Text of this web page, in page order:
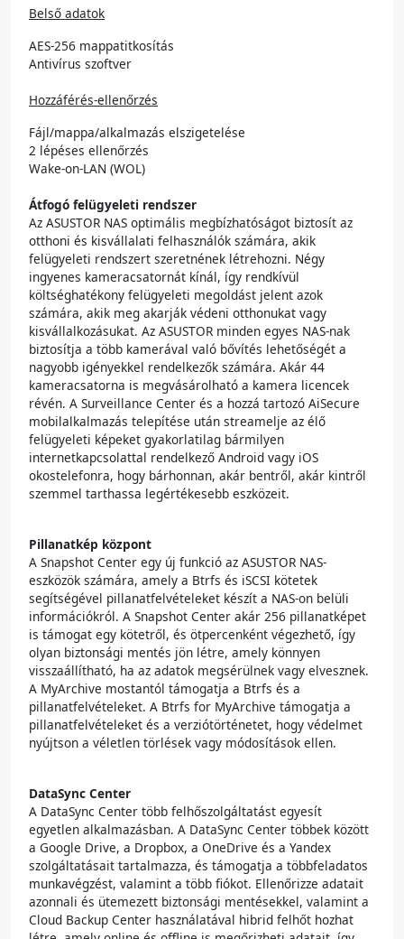
Belső adatok
AES-256 mappatitkosítás
Antivírus szoftver
Hozzáférés-ellenőrzés
Fájl/mappa/alkalmazás elszigetelése
2 lépéses ellenőrzés
Wake-on-LAN (WOL)
Átfogó felügyeleti rendszer
Az ASUSTOR NAS optimális megbízhatóságot biztosít az
otthoni és kisvállalati felhasználók számára, akik
felügyeleti rendszert szeretnének létrehozni. Négy
ingyenes kameracsatornát kínál, így rendkívül
költséghatékony felügyeleti megoldást jelent azok
számára, akik meg akarják védeni otthonukat vagy
kisvállalkozásukat. Az ASUSTOR minden egyes NAS-nak
biztosítja a több kamerával való bővítés lehetőségét a
nagyobb igényekkel rendelkezők számára. Akár 44
kameracsatorna is megvásárolható a kamera licencek
révén. A Surveillance Center és a hozzá tartozó AiSecure
mobilalkalmazás telepítése után streamelje az élő
felügyeleti képeket gyakorlatilag bármilyen
internetkapcsolattal rendelkező Android vagy iOS
okostelefonra, hogy bárhonnan, akár bentről, akár kintről
szemmel tarthassa legértékesebb eszközeit.
Pillanatkép központ
A Snapshot Center egy új funkció az ASUSTOR NAS-
eszközök számára, amely a Btrfs és iSCSI kötetek
segítségével pillanatfelvételeket készít a NAS-on belüli
információkról. A Snapshot Center akár 256 pillanatképet
is támogat egy kötetről, és ötpercenként végezhető, így
olyan biztonsági mentés jön létre, amely könnyen
visszaállítható, ha az adatok megsérülnek vagy elvesznek.
A MyArchive mostantól támogatja a Btrfs és a
pillanatfelvételeket. A Btrfs for MyArchive támogatja a
pillanatfelvételeket és a verziótörténetet, hogy védelmet
nyújtson a véletlen törlések vagy módosítások ellen.
DataSync Center
A DataSync Center több felhőszolgáltatást egyesít
egyetlen alkalmazásban. A DataSync Center többek között
a Google Drive, a Dropbox, a OneDrive és a Yandex
szolgáltatásait tartalmazza, és támogatja a többfeladatos
munkavégzést, valamint a több fiókot. Ellenőrizze adatait
azonnali és ütemezett biztonsági mentésekkel, valamint a
Cloud Backup Center használatával hibrid felhőt hozhat